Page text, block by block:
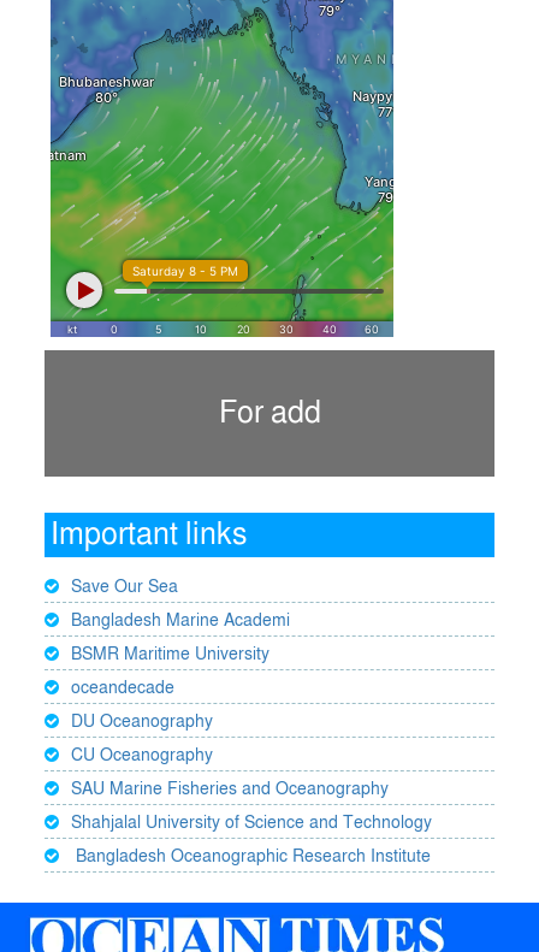
For add
Important links
Save Our Sea
Bangladesh Marine Academi
BSMR Maritime University
oceandecade
DU Oceanography
CU Oceanography
SAU Marine Fisheries and Oceanography
Shahjalal University of Science and Technology
Bangladesh Oceanographic Research Institute